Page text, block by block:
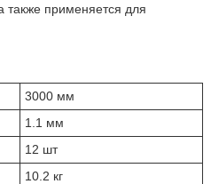
также применяется для
3000 мм
1.1 мм
12 шт
10.2 кг